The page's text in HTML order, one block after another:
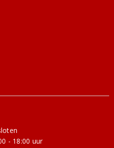
- 18:00 uur